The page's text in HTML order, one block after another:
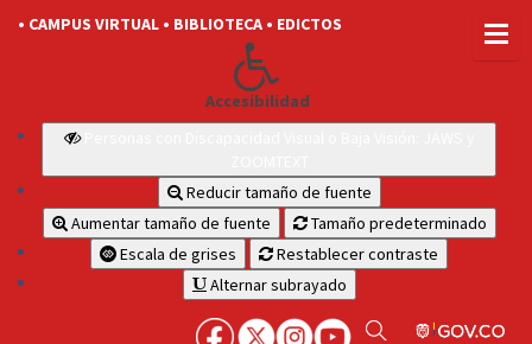
• CAMPUS VIRTUAL • BIBLIOTECA • EDICTOS
Accesibilidad
Reducir tamaño de fuente
Aumentar tamaño de fuente
Tamaño predeterminado
Escala de grises
Restablecer contraste
Alternar subrayado